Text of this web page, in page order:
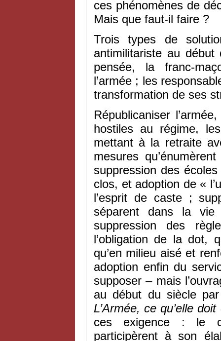
ces phénomènes de
Mais que faut-il faire ?
Trois types de
antimilitariste au
pensée, la franc-
l’armée ; les
transformation de ses
Républicaniser
hostiles au régime,
mettant à la retraite
mesures
suppression des
clos, et adoption de «
l’esprit de caste ;
séparent dans la vie
suppression des
l’obligation de la dot,
qu’en milieu aisé et
adoption enfin du
supposer – mais
au début du siècle
L’Armée, ce qu’elle
ces exigence : le
participèrent à son